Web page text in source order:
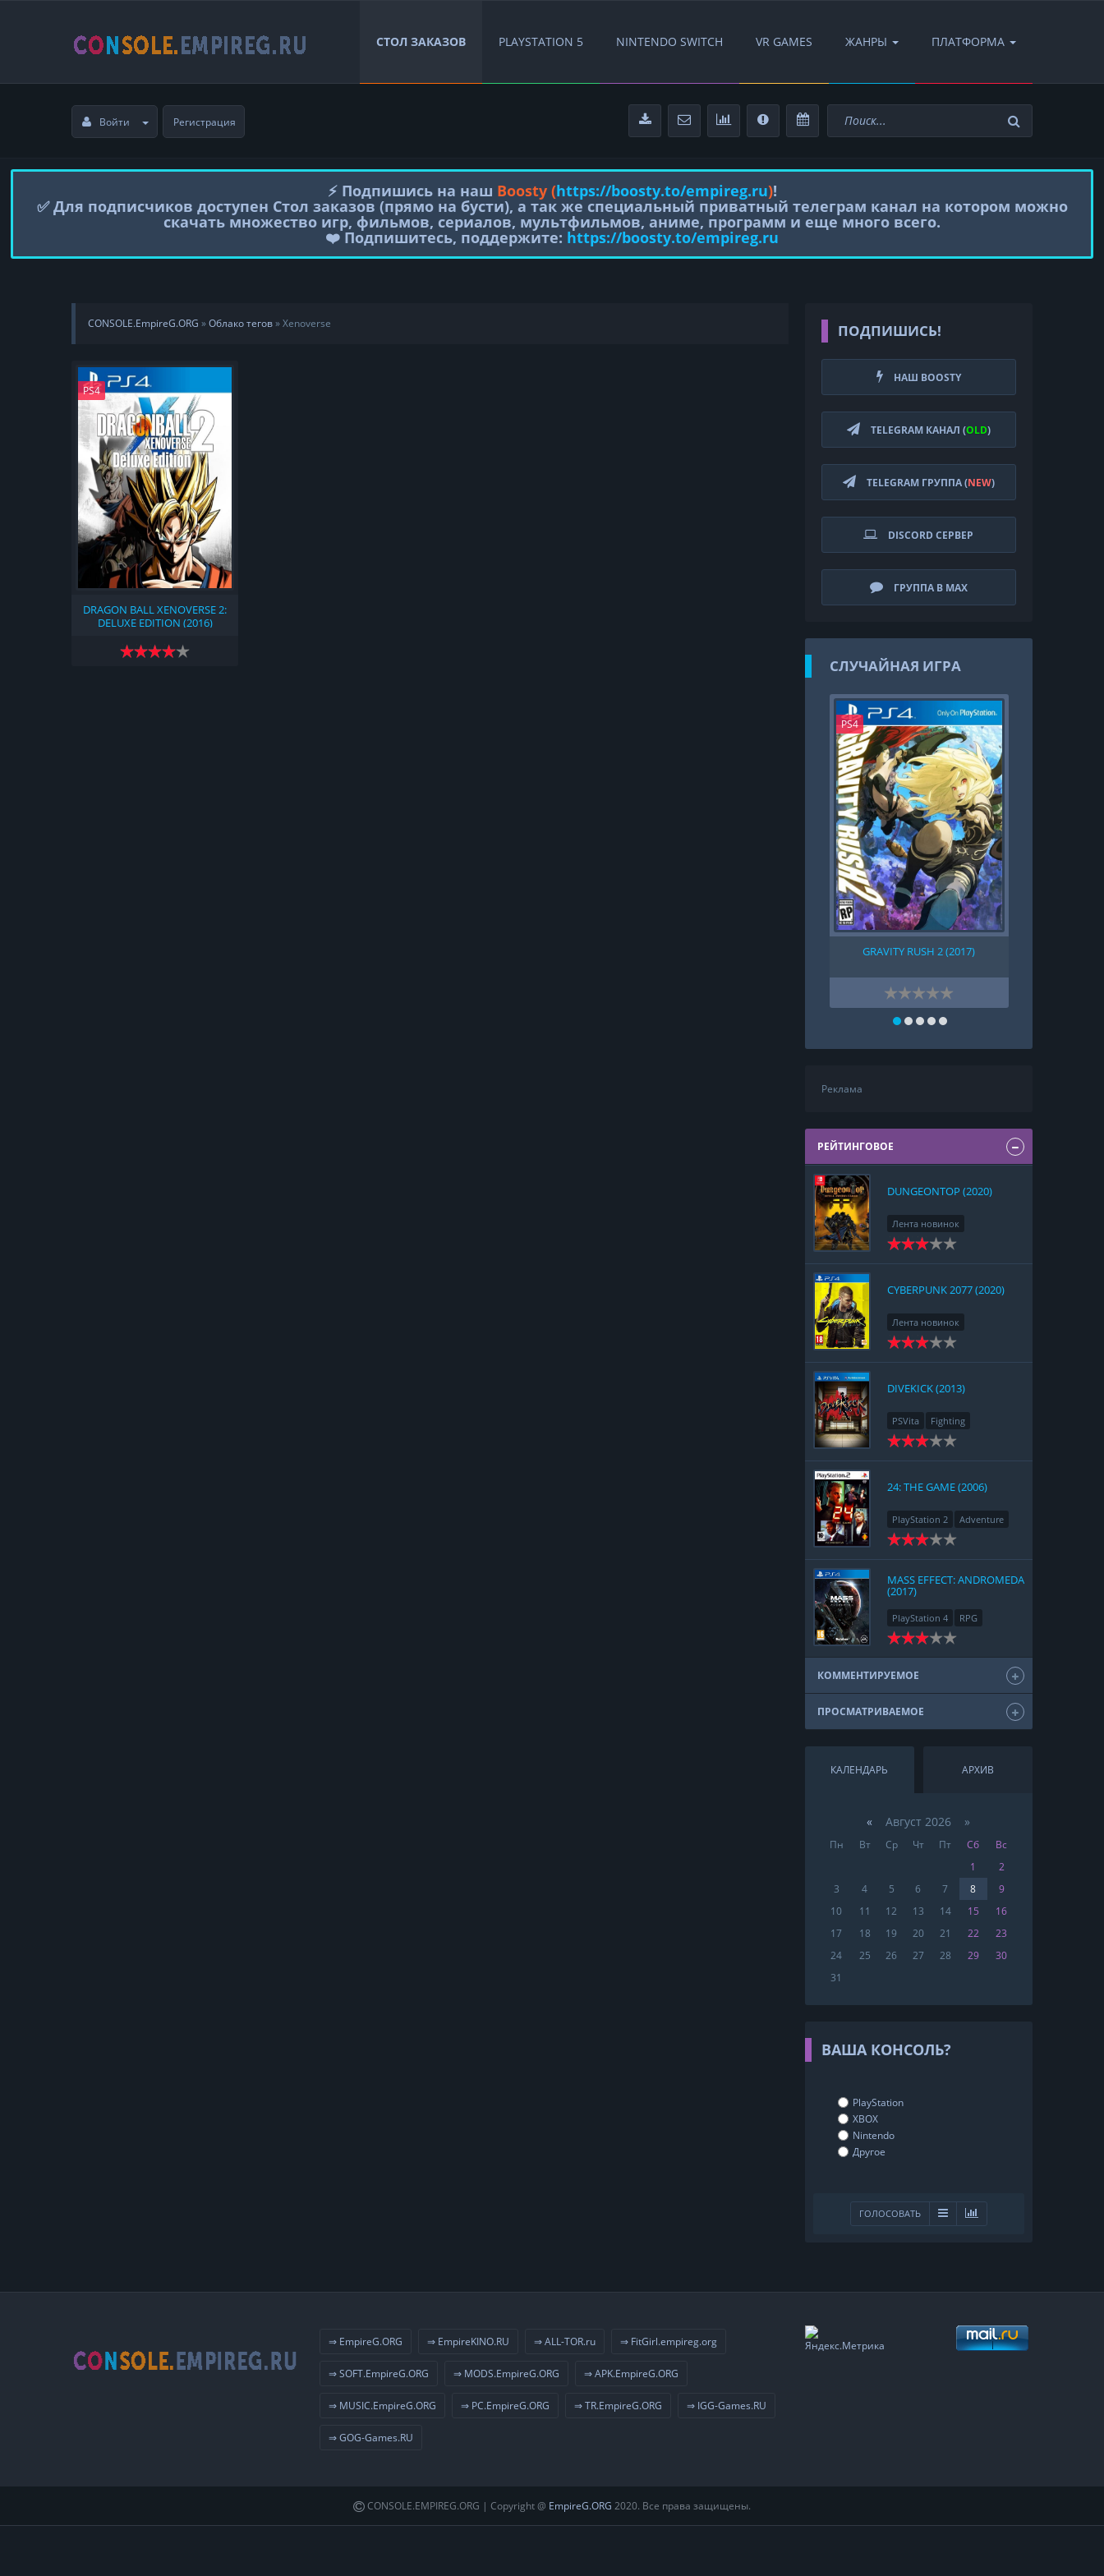
СТОЛ ЗАКАЗОВ PLAYSTATION 5 NINTENDO SWITCH VR GAMES ЖАНРЫ ПЛАТФОРМА
Войти Регистрация
⚡️ Подпишись на наш Boosty (https://boosty.to/empireg.ru)!
✅ Для подписчиков доступен Стол заказов (прямо на бусти), а так же специальный приватный телеграм канал на котором можно
скачать множество игр, фильмов, сериалов, мультфильмов, аниме, программ и еще много всего.
❤️ Подпишитесь, поддержите: https://boosty.to/empireg.ru
CONSOLE.EmpireG.ORG »Облако тегов» Xenoverse
PS4
DRAGON BALL XENOVERSE 2:
DELUXE EDITION (2016)
ПОДПИШИСЬ!
НАШ BOOSTY
TELEGRAM КАНАЛ (OLD)
TELEGRAM ГРУППА (NEW)
DISCORD СЕРВЕР
ГРУППА В MAX
СЛУЧАЙНАЯ ИГРА
PS4
GRAVITY RUSH 2 (2017)
Реклама
РЕЙТИНГОВОЕ
DUNGEONTOP (2020)
Лента новинок
Nintendo Switch
CYBERPUNK 2077 (2020)
Лента новинок
PlayStation 4
DIVEKICK (2013)
PSVita Fighting
24: THE GAME (2006)
PlayStation 2 Adventure
MASS EFFECT: ANDROMEDA
(2017)
PlayStation 4 RPG
КОММЕНТИРУЕМОЕ
ПРОСМАТРИВАЕМОЕ
КАЛЕНДАРЬ АРХИВ
« Август 2026 »
Пн Вт Ср Чт Пт Сб
Вс
1
2
3
4 5 6 7 8
9
10
11 12 13 14 15
16
17
18 19 20 21 22
23
24
25 26 27 28 29
30
31
ВАША КОНСОЛЬ?
PlayStation
XBOX
Nintendo
Другое
ГОЛОСОВАТЬ
⇒ EmpireG.ORG ⇒ EmpireKINO.RU ⇒ ALL-TOR.ru ⇒ FitGirl.empireg.org
⇒ SOFT.EmpireG.ORG ⇒ MODS.EmpireG.ORG ⇒ APK.EmpireG.ORG
⇒ MUSIC.EmpireG.ORG ⇒ PC.EmpireG.ORG ⇒ TR.EmpireG.ORG ⇒ IGG-Games.RU
⇒ GOG-Games.RU
CONSOLE.EMPIREG.ORG | Copyright @ EmpireG.ORG 2020. Все права защищены.